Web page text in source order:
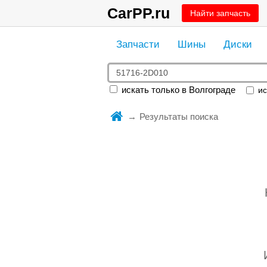
CarPP.ru Найти запчасть
Запчасти Шины Диски
искать только в Волгограде
Результаты поиска